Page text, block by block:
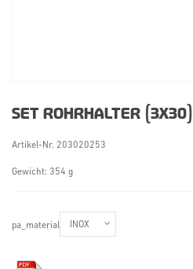
SET ROHRHALTER (3X30)
Artikel-Nr. 203020253
Gewicht: 354 g
pa_material